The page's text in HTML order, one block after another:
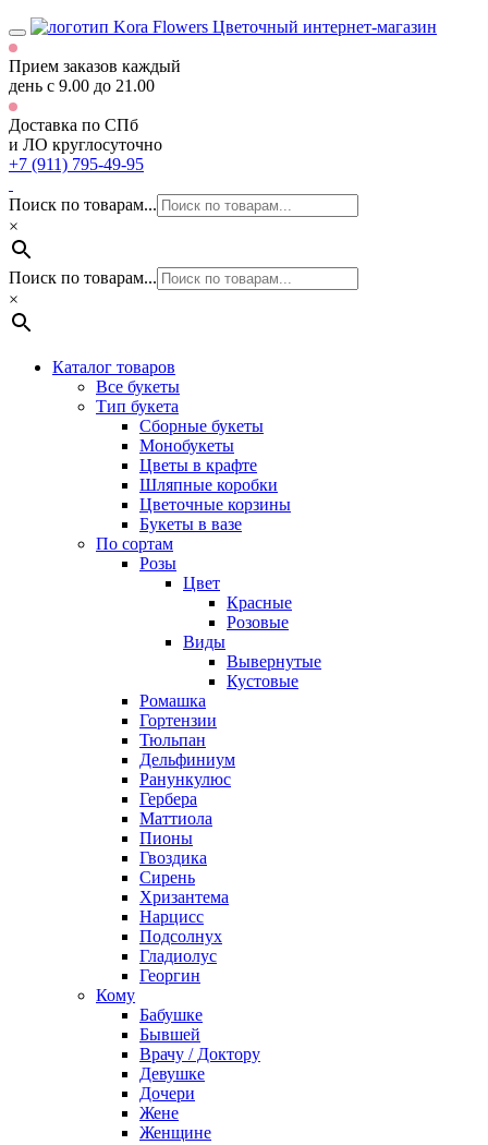
Цветочный интернет-магазин
Прием заказов каждый
день с 9.00 до 21.00
Доставка по СПб
и ЛО круглосуточно
+7 (911) 795-49-95
Поиск по товарам...
×
Поиск по товарам...
×
Каталог товаров
Все букеты
Тип букета
Сборные букеты
Монобукеты
Цветы в крафте
Шляпные коробки
Цветочные корзины
Букеты в вазе
По сортам
Розы
Цвет
Красные
Розовые
Виды
Вывернутые
Кустовые
Ромашка
Гортензии
Тюльпан
Дельфиниум
Ранункулюс
Гербера
Маттиола
Пионы
Гвоздика
Сирень
Хризантема
Нарцисс
Подсолнух
Гладиолус
Георгин
Кому
Бабушке
Бывшей
Врачу / Доктору
Девушке
Дочери
Жене
Женщине